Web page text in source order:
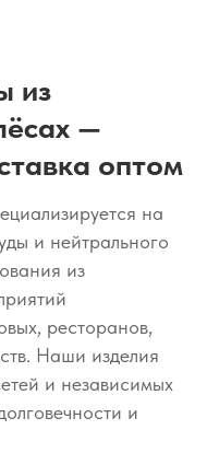
из
—
оптом
на
и нейтрального
из
ресторанов,
Наши изделия
и независимых
и